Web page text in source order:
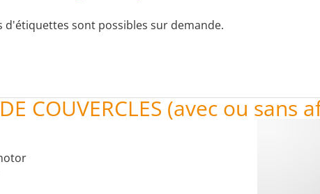
d'étiquettes sont possibles sur demande.
DE COUVERCLES (avec ou